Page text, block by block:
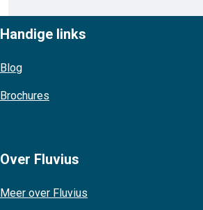
Handige links
Blog
Brochures
Over Fluvius
Meer over Fluvius